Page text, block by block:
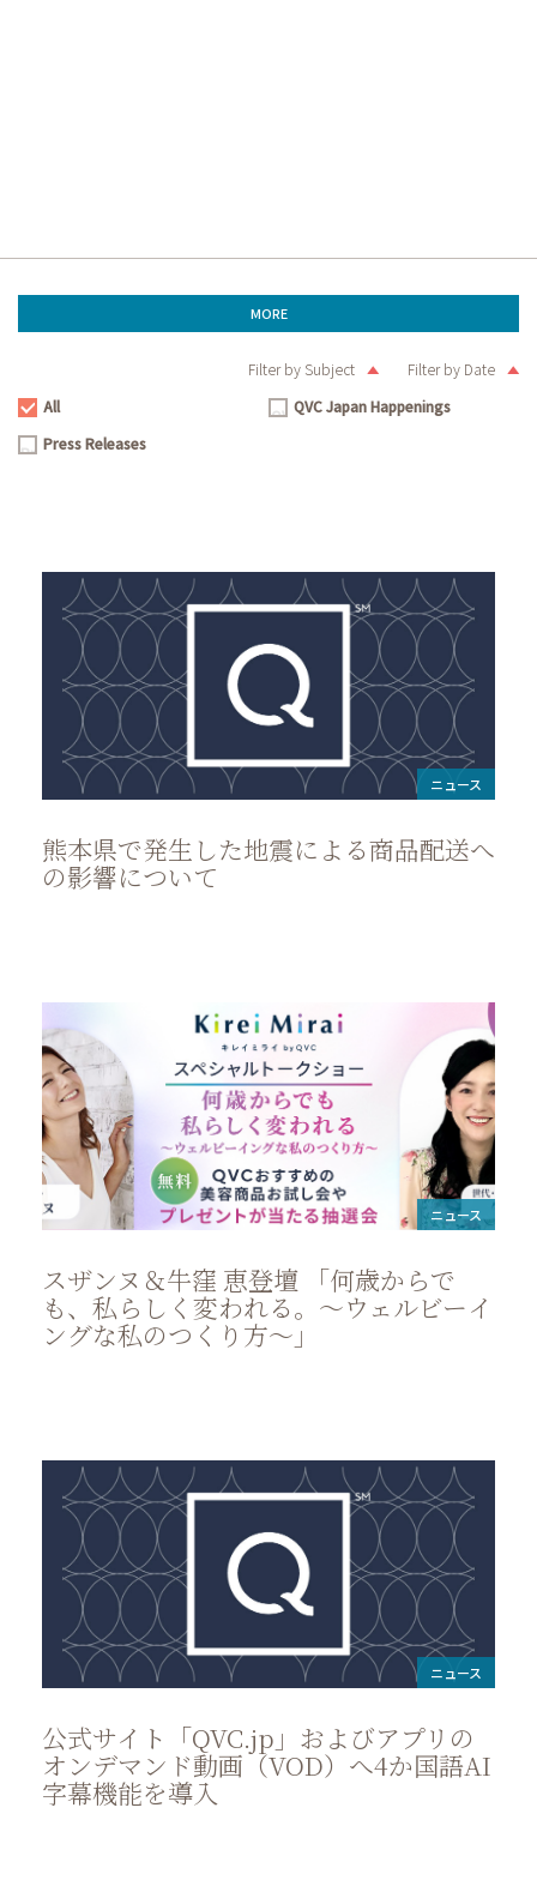
MORE
Filter by Subject Filter by Date
All All
QVCQVC Japan Happenings
PressPress Releases
ニュース
熊本県で発生した地震による商品配送へ
の影響について
ニュース
スザンヌ＆牛窪 恵登壇 「何歳からで
も、私らしく変われる。～ウェルビーイ
ングな私のつくり方～」
ニュース
公式サイト「QVC.jp」およびアプリの
オンデマンド動画（VOD）へ4か国語AI
字幕機能を導入